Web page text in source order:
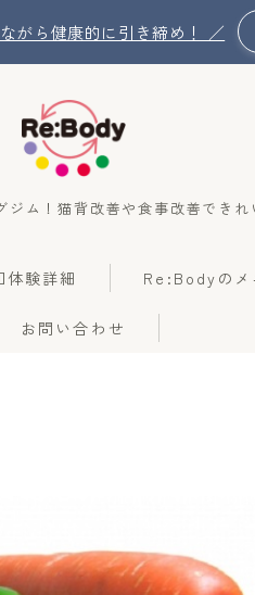
がら健康的に引き締め！ ／
ム！猫背改善や食事改善できれ
体験詳細 Re:Bodyのメ
お問い合わせ
想い
セッション